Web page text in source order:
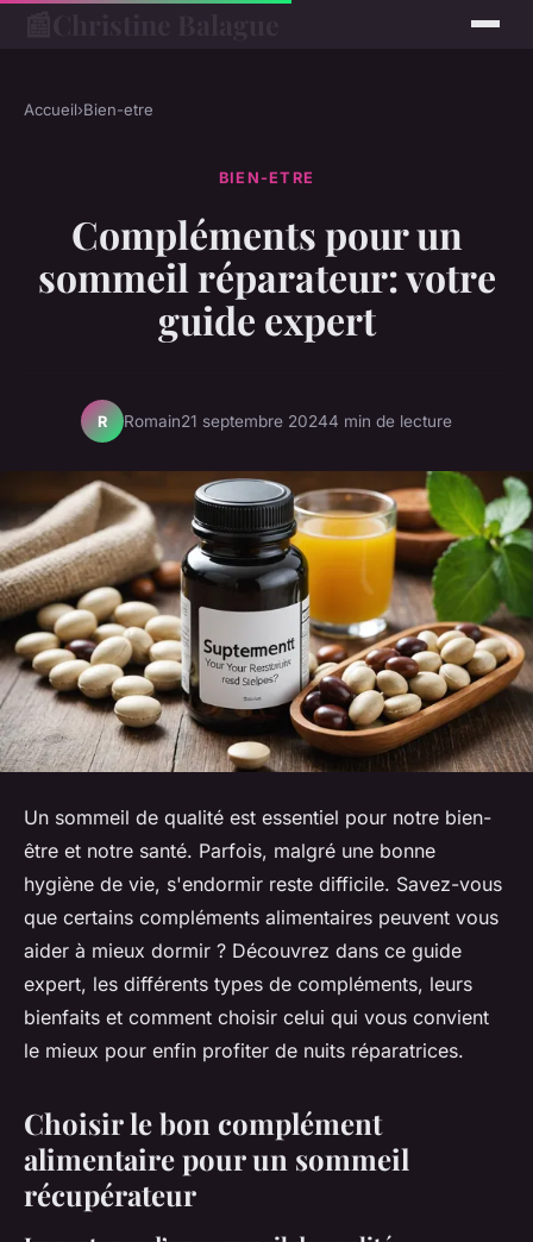
Accueil›Bien-etre
BIEN-ETRE
Compléments pour un
sommeil réparateur: votre
guide expert
R Romain21 septembre 20244 min de lecture
Un sommeil de qualité est essentiel pour notre bien-
être et notre santé. Parfois, malgré une bonne
hygiène de vie, s'endormir reste difficile. Savez-vous
que certains compléments alimentaires peuvent vous
aider à mieux dormir ? Découvrez dans ce guide
expert, les différents types de compléments, leurs
bienfaits et comment choisir celui qui vous convient
le mieux pour enfin profiter de nuits réparatrices.
Choisir le bon complément
alimentaire pour un sommeil
récupérateur